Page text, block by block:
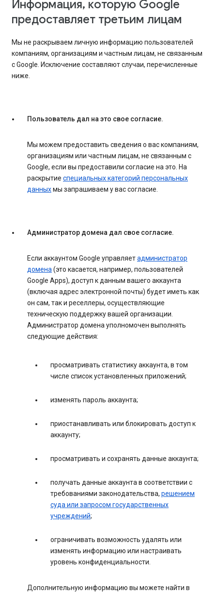
Информация, которую Google
предоставляет третьим лицам
Мы не раскрываем личную информацию пользователей
компаниям, организациям и частным лицам, не связанным
с Google. Исключение составляют случаи, перечисленные
ниже.
Пользователь дал на это свое согласие.
Мы можем предоставить сведения о вас компаниям,
организациям или частным лицам, не связанным с
Google, если вы предоставили согласие на это. На
раскрытие специальных категорий персональных
данныхмы запрашиваем у вас согласие.
Администратор домена дал свое согласие.
Если аккаунтом Google управляетадминистратор
домена(это касается, например, пользователей
Google Apps), доступ к данным вашего аккаунта
(включая адрес электронной почты) будет иметь как
он сам, так и реселлеры, осуществляющие
техническую поддержку вашей организации.
Администратор домена уполномочен выполнять
следующие действия:
просматривать статистику аккаунта, в том
числе список установленных приложений;
изменять пароль аккаунта;
приостанавливать или блокировать доступ к
аккаунту;
просматривать и сохранять данные аккаунта;
получать данные аккаунта в соответствии с
требованиями законодательства, решением
суда или запросом государственных
учреждений;
ограничивать возможность удалять или
изменять информацию или настраивать
уровень конфиденциальности.
Дополнительную информацию вы можете найти в